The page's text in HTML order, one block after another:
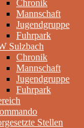
Chronik
Mannschaft
Jugendgruppe
Fuhrpark
Sulzbach
Chronik
Mannschaft
Jugendgruppe
Fuhrpark
Stellen